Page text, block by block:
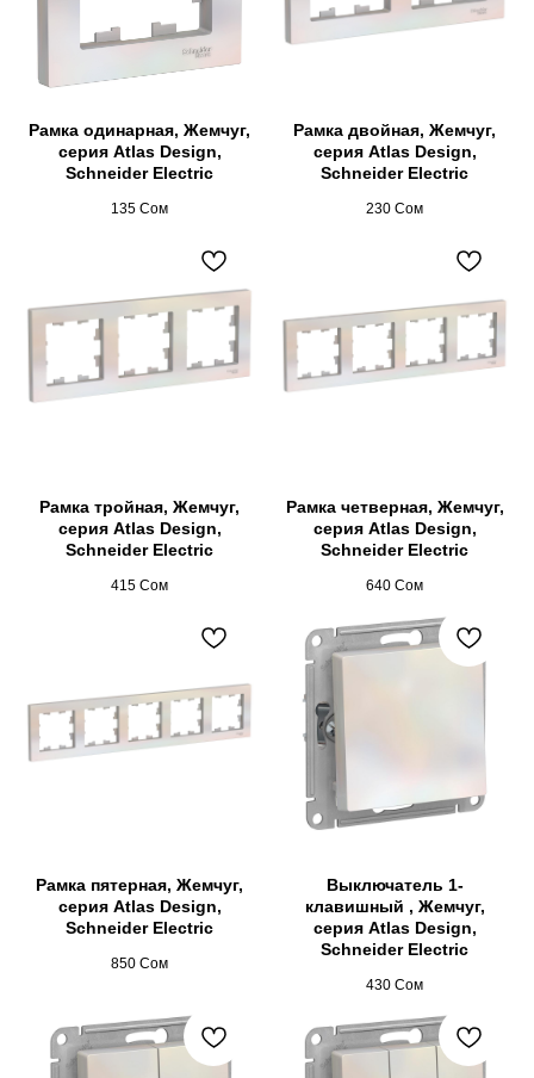
Рамка одинарная, Жемчуг,
серия Atlas Design,
Schneider Electric
135 Сом
Рамка двойная, Жемчуг,
серия Atlas Design,
Schneider Electric
230 Сом
Рамка тройная, Жемчуг,
серия Atlas Design,
Schneider Electric
415 Сом
Рамка четверная, Жемчуг,
серия Atlas Design,
Schneider Electric
640 Сом
Рамка пятерная, Жемчуг,
серия Atlas Design,
Schneider Electric
850 Сом
Выключатель 1-
клавишный , Жемчуг,
серия Atlas Design,
Schneider Electric
430 Сом